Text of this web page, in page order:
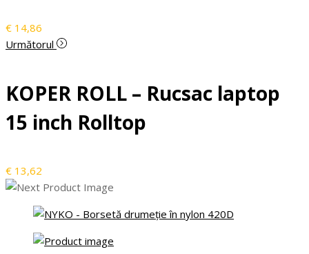
€ 14,86
Următorul
KOPER ROLL – Rucsac laptop
15 inch Rolltop
€ 13,62